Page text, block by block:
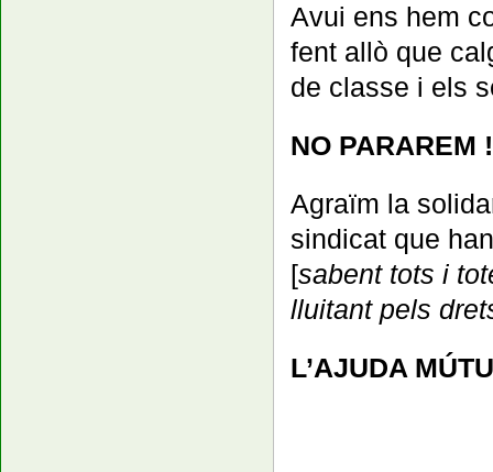
Avui ens hem
fent allò que
de classe i els
NO PARAREM
Agraïm la
sindicat que
[sabent tots i
lluitant pels
L’AJUDA